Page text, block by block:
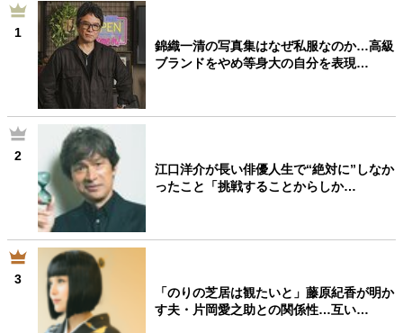
1
錦織一清の写真集はなぜ私服なのか…高級
ブランドをやめ等身大の自分を表現…
2
江口洋介が長い俳優人生で“絶対に”しなか
ったこと「挑戦することからしか…
3
「のりの芝居は観たいと」藤原紀香が明か
す夫・片岡愛之助との関係性…互い…